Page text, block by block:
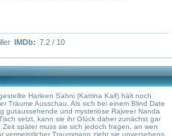
IMDb: 7.2 / 10
Harleen Sahni (Katrina Kaif) hält noch
Träume Ausschau. Als sich bei einem Blind Date
gutaussehende und mysteriöse Rajveer Nanda
setzt, kann sie ihr Glück daher zunächst gar
später muss sie sich jedoch fragen, an wen
vermeintlicher Traummann zieht sie unversehens